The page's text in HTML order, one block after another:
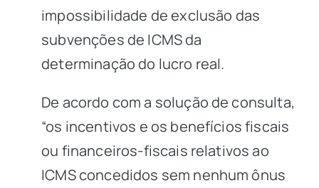
impossibilidade de exclusão das
subvenções de ICMSda
determinação do lucro real.
De acordo com a solução de consulta,
“os incentivos e os benefícios fiscais
ou financeiros-fiscais relativos ao
ICMS concedidos sem nenhum ônus